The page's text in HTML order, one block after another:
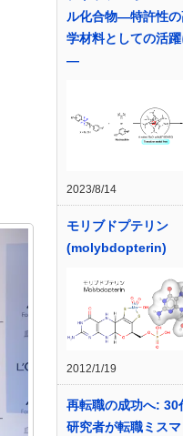
ル化合物―特許性の
学材料としての活
―
2023/8/14
モリブドプテリン
(molybdopterin)
2012/1/19
再転職の成功へ: 30
研究者が転職ミス